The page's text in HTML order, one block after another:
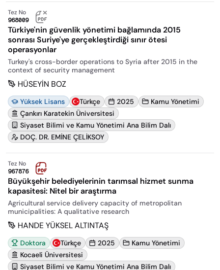
Tez No
968009
Türkiye'nin güvenlik yönetimi bağlamında 2015
sonrası Suriye'ye gerçekleştirdiği sınır ötesi
operasyonlar
Turkey's cross-border operations to Syria after 2015 in the
context of security management
HÜSEYİN BOZ
Yüksek Lisans Türkçe 2025
Kamu Yönetimi
Çankırı Karatekin Üniversitesi
Siyaset Bilimi ve Kamu Yönetimi Ana Bilim Dalı
DOÇ. DR. EMİNE ÇELİKSOY
Tez No
967876
Büyükşehir belediyelerinin tarımsal hizmet sunma
kapasitesi: Nitel bir araştırma
Agricultural service delivery capacity of metropolitan
municipalities: A qualitative research
HANDE YÜKSEL ALTINTAŞ
Doktora Türkçe 2025
Kamu Yönetimi
Kocaeli Üniversitesi
Siyaset Bilimi ve Kamu Yönetimi Ana Bilim Dalı